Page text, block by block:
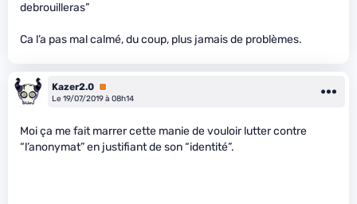
debrouilleras”
Ca l’a pas mal calmé, du coup, plus jamais de problèmes.
Kazer2.0 Premium
Le 19/07/2019 à 08h14
Moi ça me fait marrer cette manie de vouloir lutter contre
“l’anonymat” en justifiant de son “identité”.